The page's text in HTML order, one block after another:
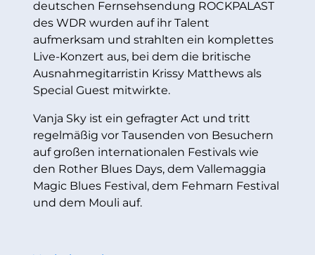
deutschen Fernsehsendung ROCKPALAST
des WDR wurden auf ihr Talent
aufmerksam und strahlten ein komplettes
Live-Konzert aus, bei dem die britische
Ausnahmegitarristin Krissy Matthews als
Special Guest mitwirkte.
Vanja Sky ist ein gefragter Act und tritt
regelmäßig vor Tausenden von Besuchern
auf großen internationalen Festivals wie
den Rother Blues Days, dem Vallemaggia
Magic Blues Festival, dem Fehmarn Festival
und dem Mouli auf.